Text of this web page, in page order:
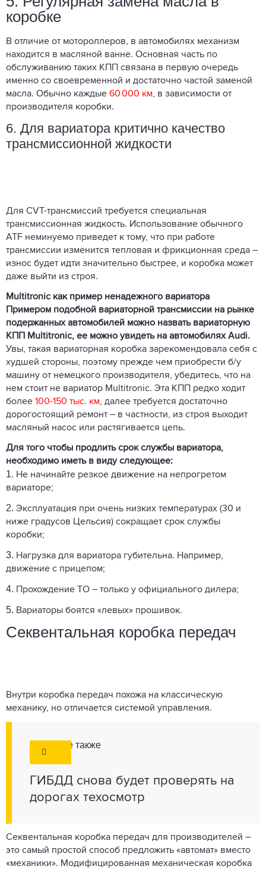
коробке
В отличие от мотороллеров, в автомобилях механизм
находится в масляной ванне. Основная часть по
обслуживанию таких КПП связана в первую очередь
именно со своевременной и достаточно частой заменой
масла. Обычно каждые 60 000 км, в зависимости от
производителя коробки.
6. Для вариатора критично качество
трансмиссионной жидкости
Для CVT-трансмиссий требуется специальная
трансмиссионная жидкость. Использование обычного
ATF неминуемо приведет к тому, что при работе
трансмиссии изменится тепловая и фрикционная среда –
износ будет идти значительно быстрее, и коробка может
даже выйти из строя.
Multitronic как пример ненадежного вариатора
Примером подобной вариаторной трансмиссии на рынке
подержанных автомобилей можно назвать вариаторную
КПП Multitronic, ее можно увидеть на автомобилях Audi.
Увы, такая вариаторная коробка зарекомендовала себя с
худшей стороны, поэтому прежде чем приобрести б/у
машину от немецкого производителя, убедитесь, что на
нем стоит не вариатор Multitronic. Эта КПП редко ходит
более 100-150 тыс. км, далее требуется достаточно
дорогостоящий ремонт – в частности, из строя выходит
масляный насос или растягивается цепь.
Для того чтобы продлить срок службы вариатора,
необходимо иметь в виду следующее:
1. Не начинайте резкое движение на непрогретом
вариаторе;
2. Эксплуатация при очень низких температурах (30 и
ниже градусов Цельсия) сокращает срок службы
коробки;
3. Нагрузка для вариатора губительна. Например,
движение с прицепом;
4. Прохождение ТО – только у официального дилера;
5. Вариаторы боятся «левых» прошивок.
Секвентальная коробка передач
Внутри коробка передач похожа на классическую
механику, но отличается системой управления.
Смотрите также
ГИБДД снова будет проверять на
дорогах техосмотр
Секвентальная коробка передач для производителей –
это самый простой способ предложить «автомат» вместо
«механики». Модифицированная механическая коробка